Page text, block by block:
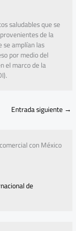
saludables que se
de la
se amplían las
por medio del
el marco de la
Entrada siguiente→
con México
de